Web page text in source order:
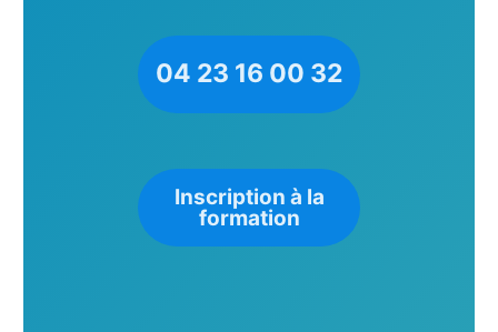
04 23 16 00 32
Inscription à la
formation